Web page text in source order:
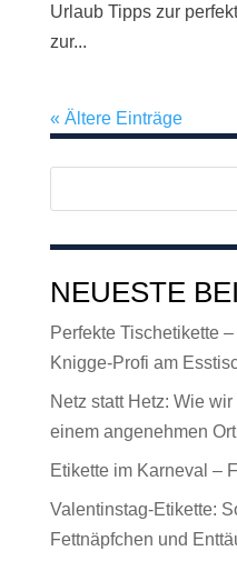
Urlaub Tipps zur
zur...
« Ältere Einträge
NEUESTE
Perfekte Tischetikette
Knigge-Profi am
Netz statt Hetz: Wie
einem angenehmen
Etikette im Karneval –
Valentinstag-Etikette:
Fettnäpfchen und